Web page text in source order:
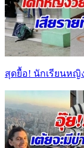
สุดยื้อ! นักเรียนหญิ